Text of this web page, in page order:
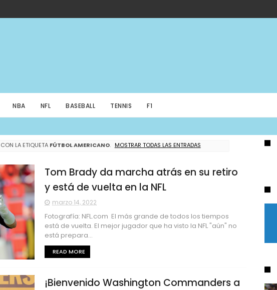
NBA NFL BASEBALL TENNIS F1
LA ETIQUETA FÚTBOL AMERICANO. MOSTRAR TODAS LAS ENTRADAS
Tom Brady da marcha atrás en su retiro
y está de vuelta en la NFL
marzo 14, 2022
Fotografía: NFL.com El más grande de todos los tiempos
está de vuelta. El mejor jugador que ha visto la NFL "aún" no
está prepara...
READ MORE
¡Bienvenido Washington Commanders a